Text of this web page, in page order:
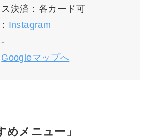
決済：各カード可
Instagram
Googleマップへ
めメニュー」